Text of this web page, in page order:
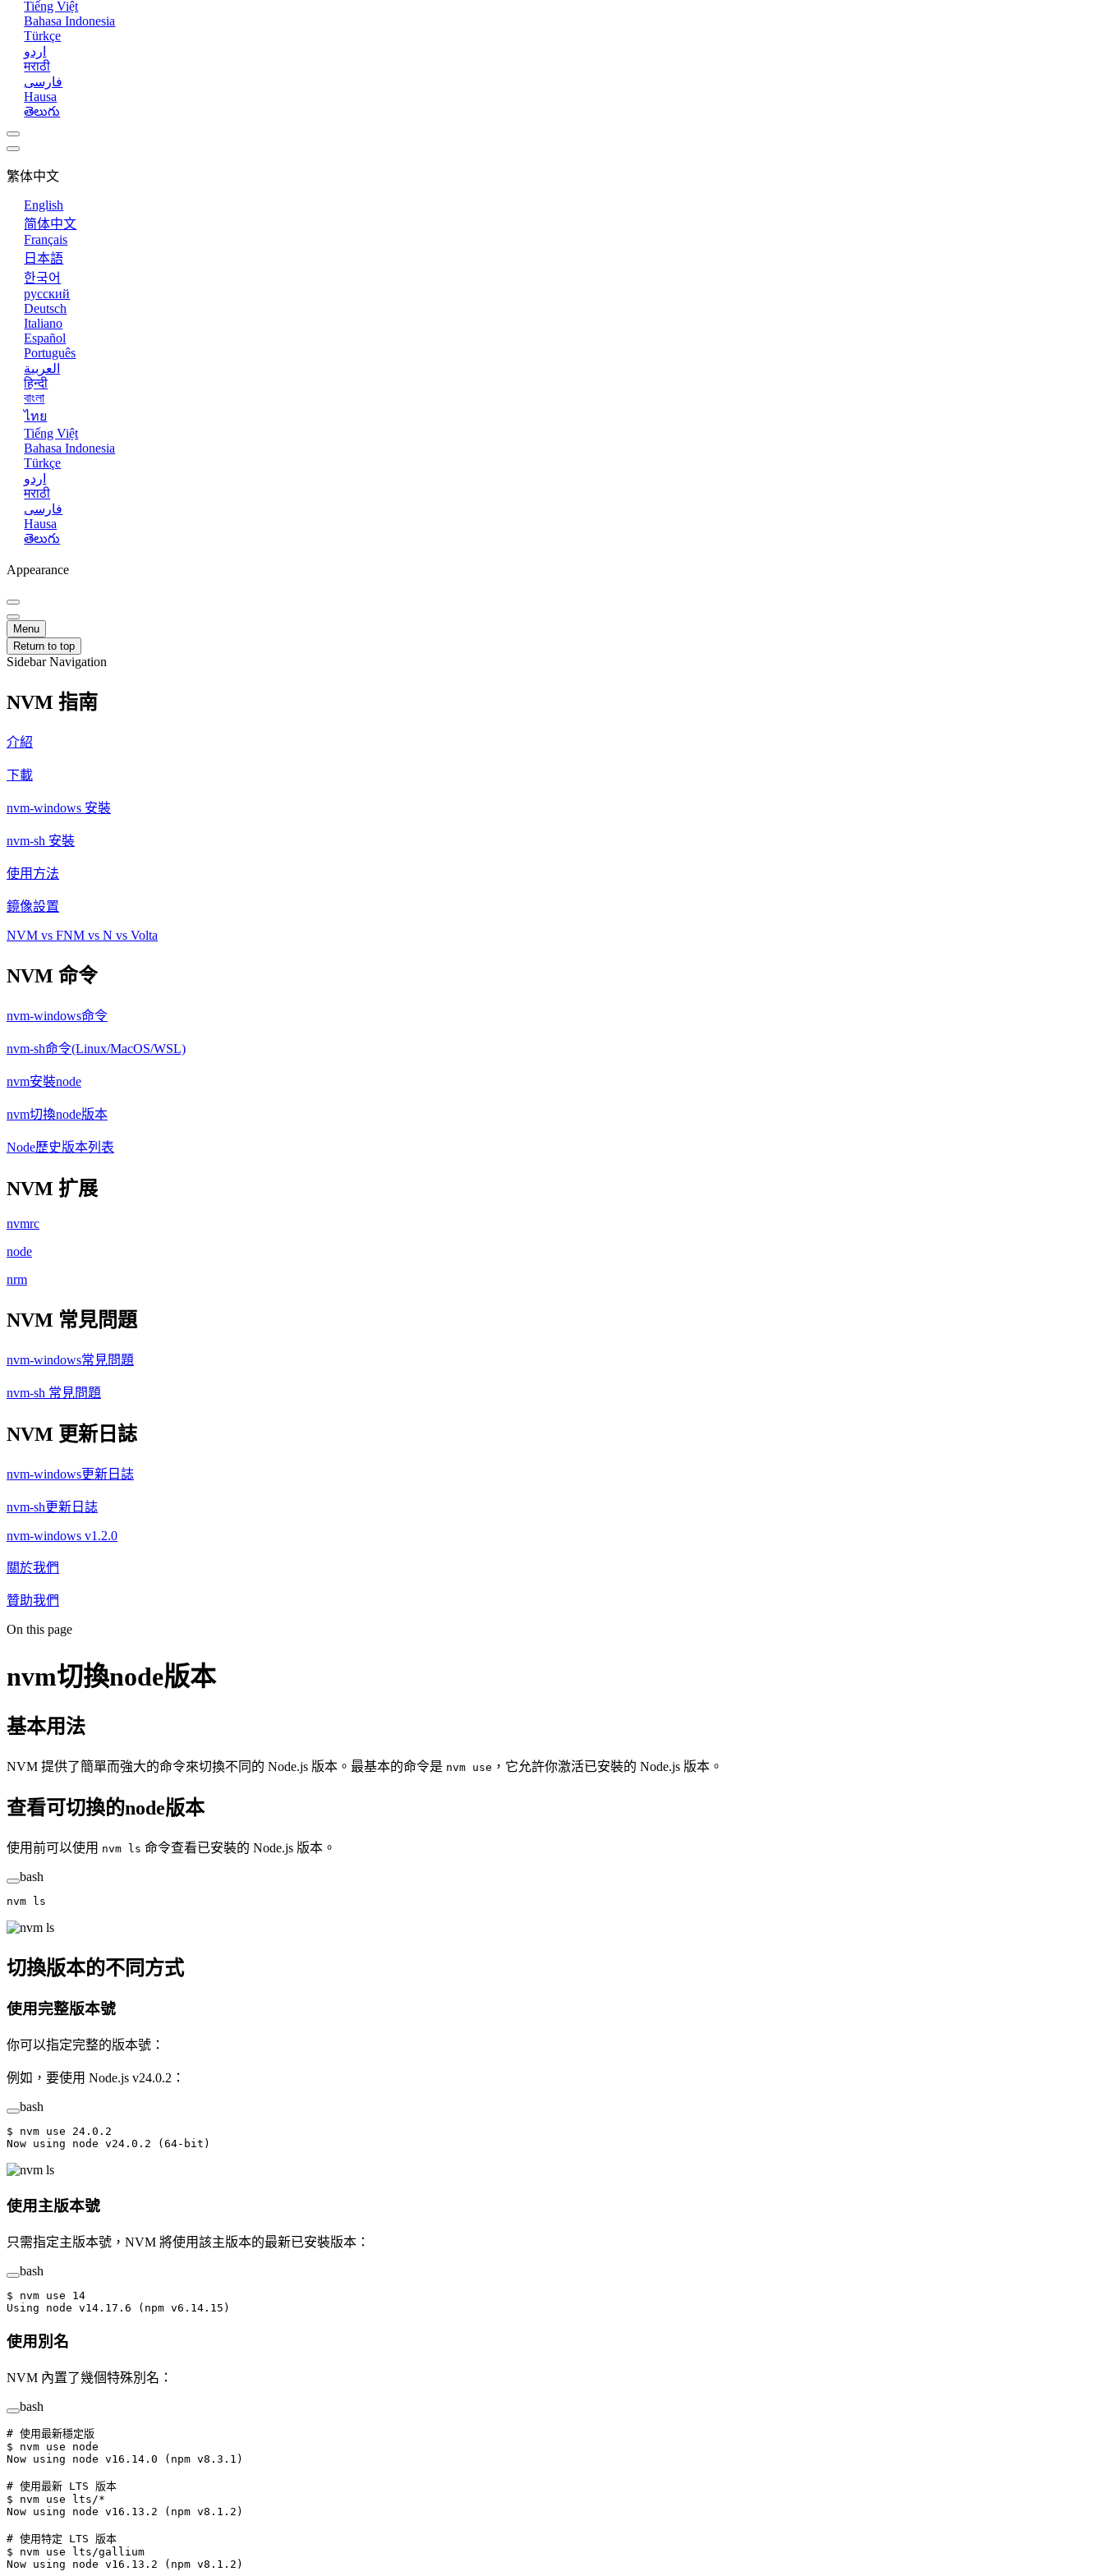
Tiếng Việt
Bahasa Indonesia
Türkçe
اردو
मराठी
فارسی
Hausa
తెలుగు
繁体中文
English
简体中文
Français
日本語
한국어
русский
Deutsch
Italiano
Español
Português
العربية
हिन्दी
বাংলা
ไทย
Tiếng Việt
Bahasa Indonesia
Türkçe
اردو
मराठी
فارسی
Hausa
తెలుగు
Appearance
Menu
Return to top
Sidebar Navigation
NVM 指南
介紹
下載
nvm-windows 安裝
nvm-sh 安裝
使用方法
鏡像設置
NVM vs FNM vs N vs Volta
NVM 命令
nvm-windows命令
nvm-sh命令(Linux/MacOS/WSL)
nvm安裝node
nvm切換node版本
Node歷史版本列表
NVM 扩展
nvmrc
node
nrm
NVM 常見問題
nvm-windows常見問題
nvm-sh 常見問題
NVM 更新日誌
nvm-windows更新日誌
nvm-sh更新日誌
nvm-windows v1.2.0
關於我們
贊助我們
On this page
nvm切換node版本
基本用法
NVM 提供了簡單而強大的命令來切換不同的 Node.js 版本。最基本的命令是 nvm use ，它允許你激活已安裝的 Node.js 版本。
查看可切換的node版本
使用前可以使用 nvm ls 命令查看已安裝的 Node.js 版本。
bash
nvm ls
切換版本的不同方式
使用完整版本號
你可以指定完整的版本號：
例如，要使用 Node.js v24.0.2：
bash
$ nvm use 24.0.2
Now using node v24.0.2 (64-bit)
使用主版本號
只需指定主版本號，NVM 將使用該主版本的最新已安裝版本：
bash
$ nvm use 14
Using node v14.17.6 (npm v6.14.15 )
使用別名
NVM 內置了幾個特殊別名：
bash
# 使用最新穩定版
$ nvm use node
Now using node v16.14.0 (npm v8.3.1 )
# 使用最新 LTS 版本
$ nvm use lts/*
Now using node v16.13.2 (npm v8.1.2 )
# 使用特定 LTS 版本
$ nvm use lts/gallium
Now using node v16.13.2 (npm v8.1.2 )